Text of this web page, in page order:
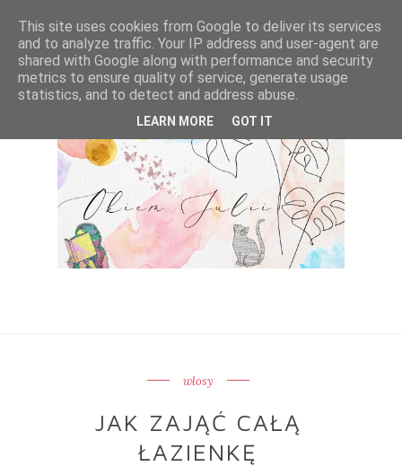
włosy
JAK ZAJĄĆ CAŁĄ
ŁAZIENKĘ
This site uses cookies from Google to deliver its services
and to analyze traffic. Your IP address and user-agent are
shared with Google along with performance and security
metrics to ensure quality of service, generate usage
statistics, and to detect and address abuse.
LEARN MORE GOT IT